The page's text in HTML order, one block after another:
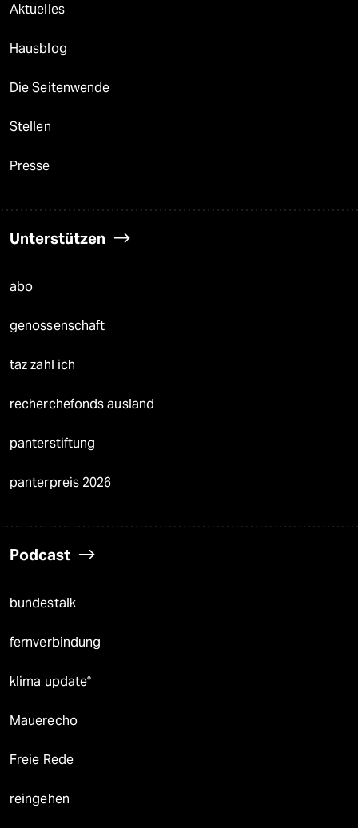
Aktuelles
Hausblog
Die Seitenwende
Stellen
Presse
Unterstützen
abo
genossenschaft
taz zahl ich
recherchefonds ausland
panterstiftung
panterpreis 2026
Podcast
bundestalk
fernverbindung
klima update°
Mauerecho
Freie Rede
reingehen